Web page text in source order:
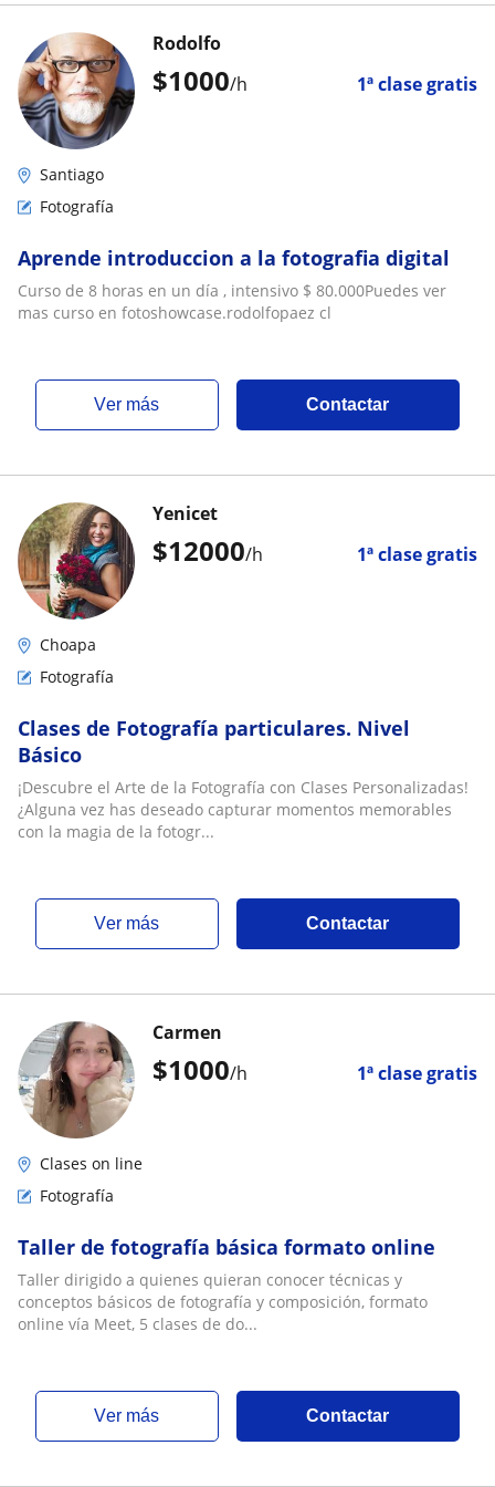
$1000/h 1ª clase gratis
Rodolfo
Santiago
Fotografía
Aprende introduccion a la fotografia digital
Curso de 8 horas en un día , intensivo $ 80.000Puedes ver
mas curso en fotoshowcase.rodolfopaez cl
ver más Contactar
$12000/h 1ª clase gratis
Yenicet
Choapa
Fotografía
Clases de Fotografía particulares. Nivel
Básico
¡Descubre el Arte de la Fotografía con Clases Personalizadas!
¿Alguna vez has deseado capturar momentos memorables
con la magia de la fotogr...
ver más Contactar
$1000/h 1ª clase gratis
Carmen
Clases on line
Fotografía
Taller de fotografía básica formato online
Taller dirigido a quienes quieran conocer técnicas y
conceptos básicos de fotografía y composición, formato
online vía Meet, 5 clases de do...
ver más Contactar